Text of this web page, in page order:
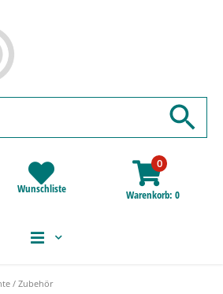
Wunschliste
0
Warenkorb 0
/ Zubehör